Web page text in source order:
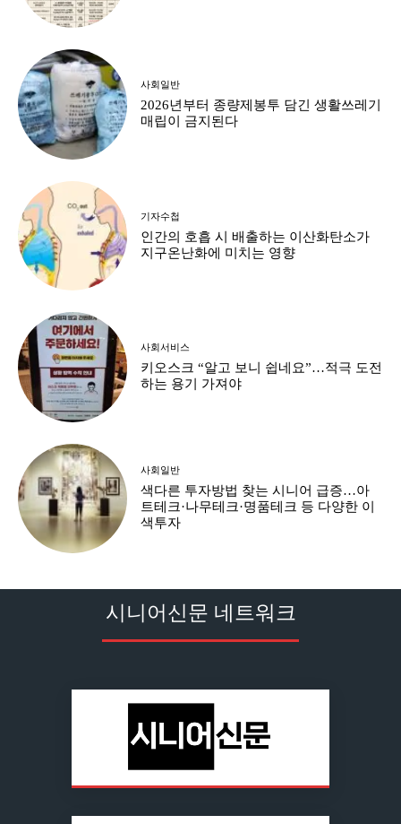
사회일반
2026년부터 종량제봉투 담긴 생활쓰레기
매립이 금지된다
기자수첩
인간의 호흡 시 배출하는 이산화탄소가
지구온난화에 미치는 영향
사회서비스
키오스크 “알고 보니 쉽네요”…적극 도전
하는 용기 가져야
사회일반
색다른 투자방법 찾는 시니어 급증…아
트테크·나무테크·명품테크 등 다양한 이
색투자
시니어신문 네트워크